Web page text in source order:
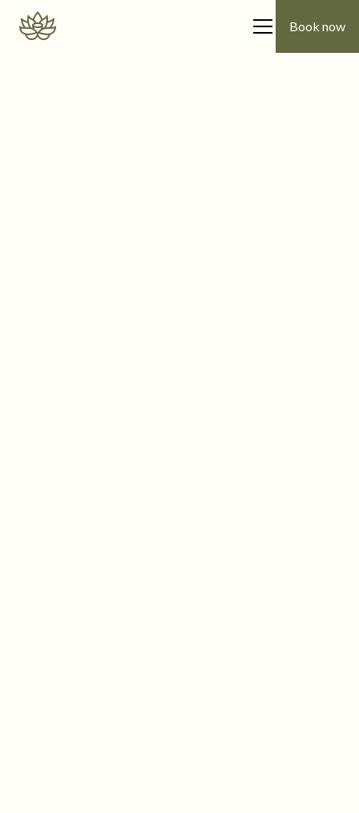
Book now